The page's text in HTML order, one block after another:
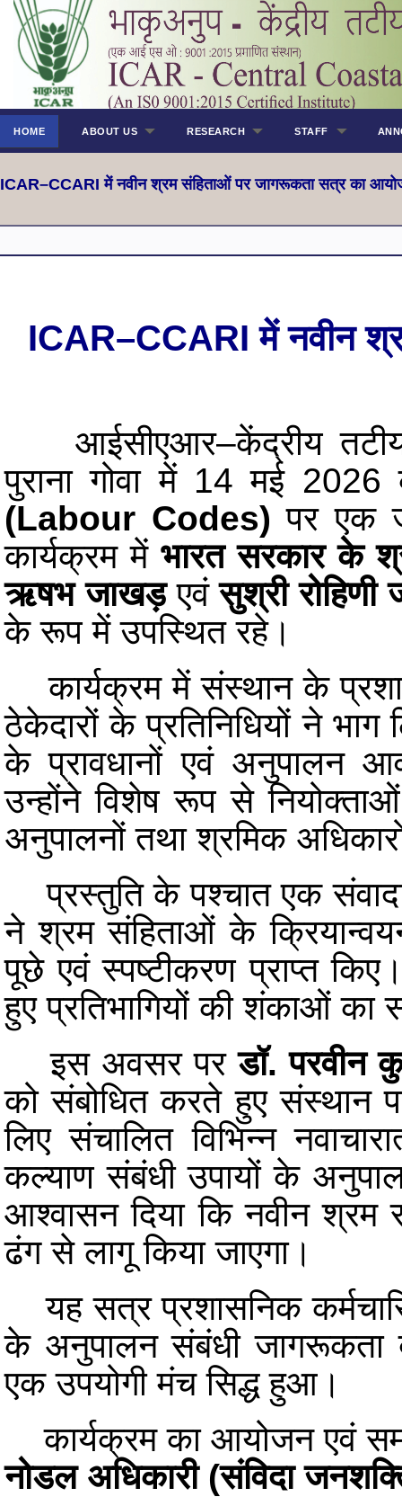
HOME ABOUT US RESEARCH STAFF
ICAR–CCARI में नवीन श्रम संहिताओं पर जागरूकता सत्र का
ICAR–CCARI में नवीन
आईसीएआर–केंद्रीय
पुराना गोवा में 14 मई
(Labour Codes) पर एक
कार्यक्रम मेंभारत सरकार के
ऋषभ जाखड़एवंसुश्री रोहिणी
के रूप में उपस्थित रहे।
कार्यक्रम में संस्थान के
ठेकेदारों के प्रतिनिधियों ने
के प्रावधानों एवं अनुपालन
उन्होंने विशेष रूप से नियोक्ताओं
अनुपालनों तथा श्रमिक
प्रस्तुति के पश्चात एक
ने श्रम संहिताओं के
पूछे एवं स्पष्टीकरण प्राप्त
हुए प्रतिभागियों की शंकाओं का
इस अवसर परडॉ. परवीन
को संबोधित करते हुए संस्थान
लिए संचालित विभिन्न
कल्याण संबंधी उपायों के
आश्वासन दिया कि नवीन श्रम
ढंग से लागू किया जाएगा।
यह सत्र प्रशासनिक
के अनुपालन संबंधी जागरूकता
एक उपयोगी मंच सिद्ध हुआ।
कार्यक्रम का आयोजन एवं
नोडल अधिकारी (संविदा